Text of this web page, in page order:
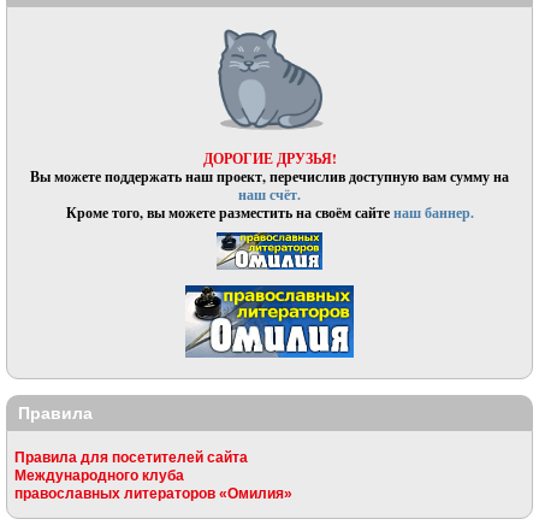
ДОРОГИЕ ДРУЗЬЯ!
Вы можете поддержать наш проект, перечислив доступную вам сумму на
наш счёт.
Кроме того, вы можете разместить на своём сайтенаш баннер.
Правила
Правила для посетителей сайта
Международного клуба
православных литераторов «Омилия»